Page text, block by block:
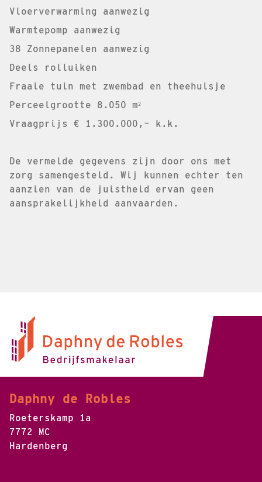
Vloerverwarming aanwezig
Warmtepomp aanwezig
38 Zonnepanelen aanwezig
Deels rolluiken
Fraaie tuin met zwembad en theehuisje
Perceelgrootte 8.050 m²
Vraagprijs € 1.300.000,– k.k.
De vermelde gegevens zijn door ons met
zorg samengesteld. Wij kunnen echter ten
aanzien van de juistheid ervan geen
aansprakelijkheid aanvaarden.
Daphny de Robles
Roeterskamp 1a
7772 MC
Hardenberg